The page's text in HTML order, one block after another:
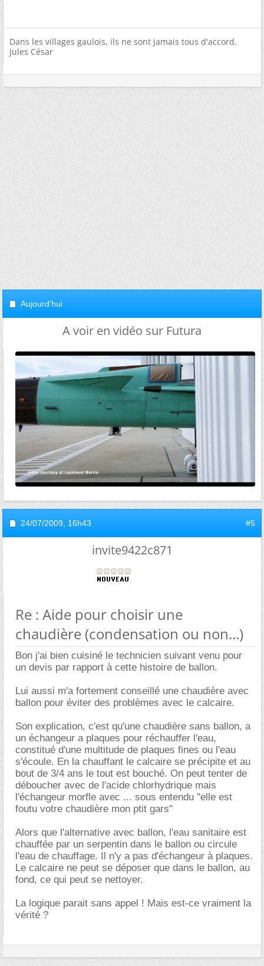
Dans les villages gaulois, ils ne sont jamais tous d'accord.
Jules César
Aujourd'hui
A voir en vidéo sur Futura
24/07/2009, 16h43 #5
invite9422c871
Re : Aide pour choisir une
chaudière (condensation ou non...)
Bon j'ai bien cuisiné le technicien suivant venu pour
un devis par rapport à cette histoire de ballon.
Lui aussi m'a fortement conseillé une chaudière avec
ballon pour éviter des problèmes avec le calcaire.
Son explication, c'est qu'une chaudière sans ballon, a
un échangeur a plaques pour réchauffer l'eau,
constitué d'une multitude de plaques fines ou l'eau
s'écoule. En la chauffant le calcaire se précipite et au
bout de 3/4 ans le tout est bouché. On peut tenter de
déboucher avec de l'acide chlorhydrique mais
l'échangeur morfle avec ... sous entendu "elle est
foutu votre chaudière mon ptit gars"
Alors que l'alternative avec ballon, l'eau sanitaire est
chauffée par un serpentin dans le ballon ou circule
l'eau de chauffage. Il n'y a pas d'échangeur à plaques.
Le calcaire ne peut se déposer que dans le ballon, au
fond, ce qui peut se nettoyer.
La logique parait sans appel ! Mais est-ce vraiment la
vérité ?